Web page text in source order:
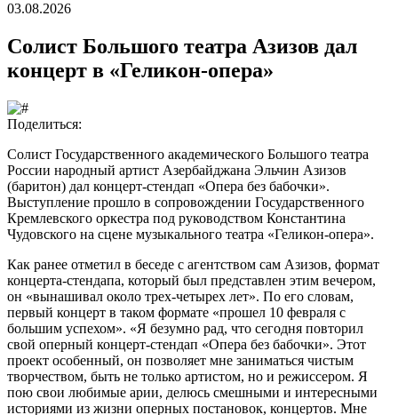
03.08.2026
Солист Большого театра Азизов дал
концерт в «Геликон-опера»
Поделиться:
Солист Государственного академического Большого театра
России народный артист Азербайджана Эльчин Азизов
(баритон) дал концерт-стендап «Опера без бабочки».
Выступление прошло в сопровождении Государственного
Кремлевского оркестра под руководством Константина
Чудовского на сцене музыкального театра «Геликон-опера».
Как ранее отметил в беседе с агентством сам Азизов, формат
концерта-стендапа, который был представлен этим вечером,
он «вынашивал около трех-четырех лет». По его словам,
первый концерт в таком формате «прошел 10 февраля с
большим успехом». «Я безумно рад, что сегодня повторил
свой оперный концерт-стендап «Опера без бабочки». Этот
проект особенный, он позволяет мне заниматься чистым
творчеством, быть не только артистом, но и режиссером. Я
пою свои любимые арии, делюсь смешными и интересными
историями из жизни оперных постановок, концертов. Мне